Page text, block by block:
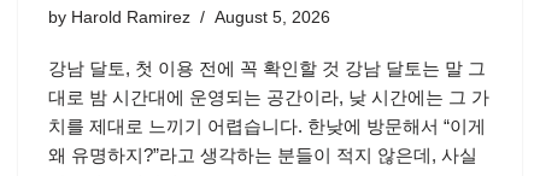
by Harold Ramirez August 5, 2026
강남 달토, 첫 이용 전에 꼭 확인할 것 강남 달토는 말 그
대로 밤 시간대에 운영되는 공간이라, 낮 시간에는 그 가
치를 제대로 느끼기 어렵습니다. 한낮에 방문해서 “이게
왜 유명하지?”라고 생각하는 분들이 적지 않은데, 사실